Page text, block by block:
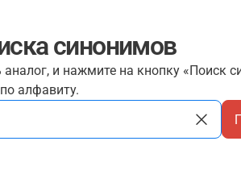
синонимов
аналог, и нажмите на кнопку «Поиск
алфавиту.